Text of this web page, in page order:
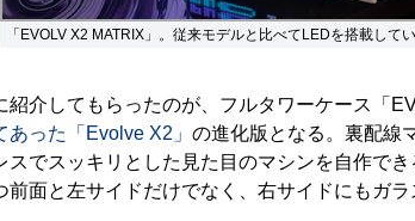
「EVOLV X2 MATRIX」。従来モデルと比べてLEDを搭載して
介してもらったのが、フルタワーケース「
あった「Evolve X2」 の進化版となる。裏配線
スでスッキリとした見た目のマシンを自作で
前面と左サイドだけでなく、右サイドにもガラ